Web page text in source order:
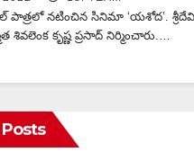
పాత్రలో నటించిన సినిమా ‘యశోద’.
శివలెంక కృష్ణ ప్రసాద్ నిర్మించారు.…